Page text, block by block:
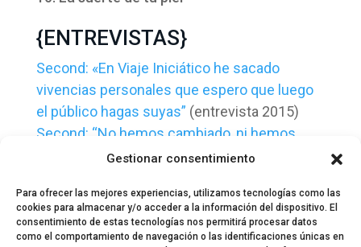
Gestionar consentimiento
Para ofrecer las mejores experiencias, utilizamos tecnologías como las
cookies para almacenar y/o acceder a la información del dispositivo. El
consentimiento de estas tecnologías nos permitirá procesar datos
como el comportamiento de navegación o las identificaciones únicas en
{ENTREVISTAS}
Second: «En Viaje Iniciático he sacado
vivencias personales que espero que luego
el público hagas suyas” (entrevista 2015)
Second: “No hemos cambiado, ni hemos
dado un giro de 180º, solo hemos